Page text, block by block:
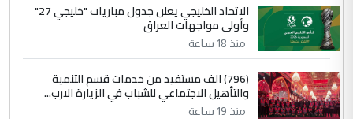
الاتحاد الخليجي يعلن جدول مباريات "خليجي 27"
وأولى مواجهات العراق
منذ 18 ساعة
(796) الف مستفيد من خدمات قسم التنمية
والتأهيل الاجتماعي للشباب في الزيارة الارب...
منذ 19 ساعة